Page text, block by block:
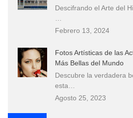
Descifrando el Arte del
Febrero 13, 2024
Fotos Artísticas de las
Más Bellas del Mundo
Descubre la verdadera
esta…
Agosto 25, 2023